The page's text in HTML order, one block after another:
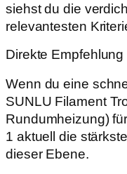
siehst du die
relevantesten
Direkte Empfehlung
Wenn du eine
SUNLU Filament
Rundumheizung)
1 aktuell die
dieser Ebene.